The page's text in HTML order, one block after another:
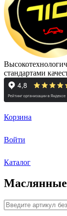
стандартами
Корзина
Войти
Каталог